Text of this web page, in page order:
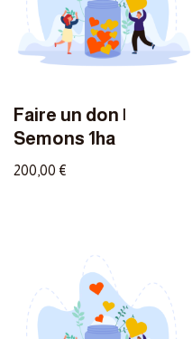
Faire un don |
Semons 1ha
200,00 €